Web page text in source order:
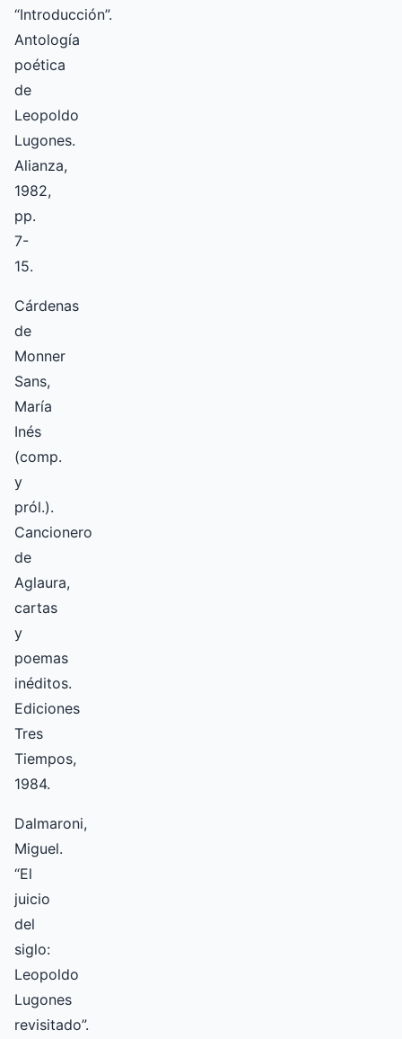
“Introducción”.
Antología
poética
de
Leopoldo
Lugones.
Alianza,
1982,
pp.
7-
15.
Cárdenas
de
Monner
Sans,
María
Inés
(comp.
y
pról.).
Cancionero
de
Aglaura,
cartas
y
poemas
inéditos.
Ediciones
Tres
Tiempos,
1984.
Dalmaroni,
Miguel.
“El
juicio
del
siglo:
Leopoldo
Lugones
revisitado”.